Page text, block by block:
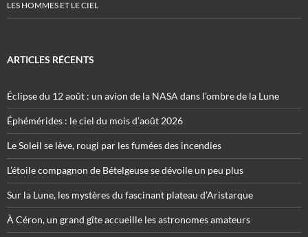
LES HOMMES ET LE CIEL
ARTICLES RÉCENTS
Éclipse du 12 août : un avion de la NASA dans l’ombre de la Lune
Éphémérides : le ciel du mois d’août 2026
Le Soleil se lève, rougi par les fumées des incendies
L’étoile compagnon de Bételgeuse se dévoile un peu plus
Sur la Lune, les mystères du fascinant plateau d’Aristarque
À Céron, un grand gîte accueille les astronomes amateurs